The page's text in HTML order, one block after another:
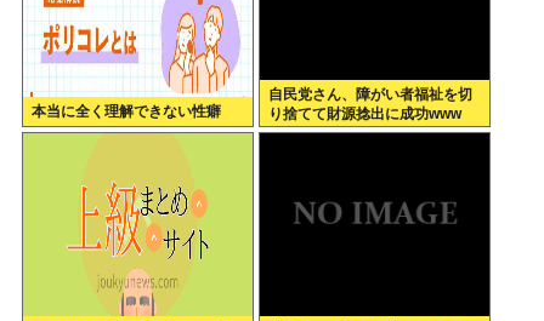
本当に全く理解できない性癖
自民党さん、障がい者福祉を切
り捨てて財源捻出に成功www